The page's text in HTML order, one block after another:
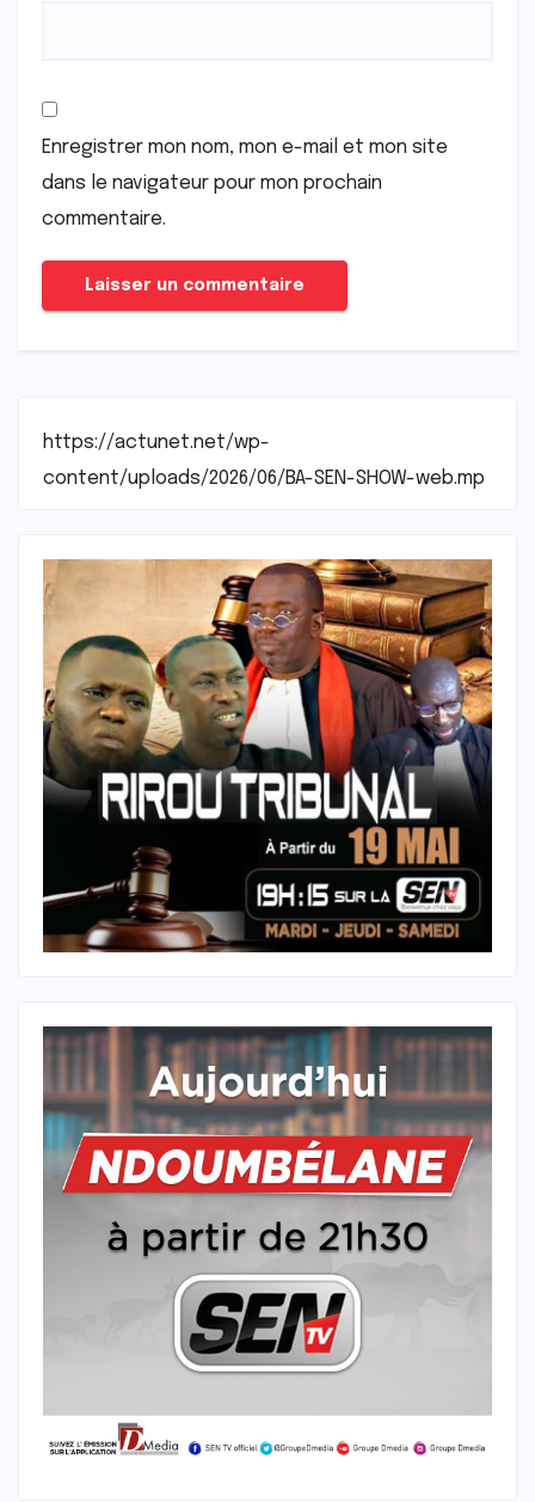
Enregistrer mon nom, mon e-mail et mon site
dans le navigateur pour mon prochain
commentaire.
https://actunet.net/wp-
content/uploads/2026/06/BA-SEN-SHOW-web.mp